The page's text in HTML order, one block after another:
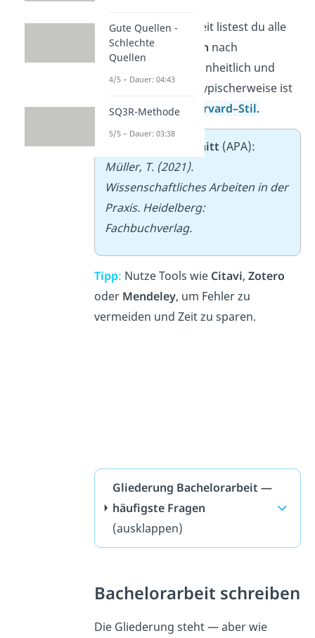
Am Ende deiner Arbeit listest du alle
Quellenalphabetisch nach
Nachnamen auf — einheitlich und
sauber formatiert. Typischerweise ist
das imAPA-oder Harvard–Stil.
Beispielausschnitt (APA):
Müller, T. (2021).
Wissenschaftliches Arbeiten in der
Praxis. Heidelberg:
Fachbuchverlag.
Tipp: Nutze Tools wie Citavi, Zotero
oder Mendeley, um Fehler zu
vermeiden und Zeit zu sparen.
Gliederung Bachelorarbeit —
häufigste Fragen
(ausklappen)
Bachelorarbeit schreiben
Die Gliederung steht — aber wie
Gute Quellen -
Schlechte
Quellen
4/5 – Dauer: 04:43
SQ3R-Methode
5/5 – Dauer: 03:38